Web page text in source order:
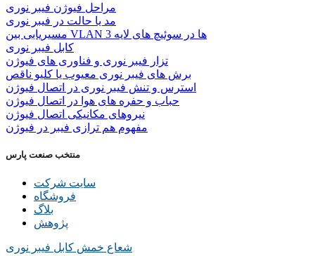
مراحل فیوژن فیبر نوری
مد یا حالت در فیبر نوری
مسیریابی بین VLAN ها در سوئیچ های لایه 3
کابل فیبر نوری
تزار فیبر نوری و فناوری های فیوژن
برش های فیبر نوری معیوب یا کلیو ناقص
استرس و تنش فیبر نوری در اتصال فیوژن
حباب و حفره‌ های هوا در اتصال فیوژن
نیروهای مکانیکی اتصال فیوژن
مفهوم هم ترازی فیبر در فیوژن
منتخب صنعت پارس
سایت شرکت
فروشگاه
بلاگ
پژوهش
شعاع خمش کابل فیبر نوری